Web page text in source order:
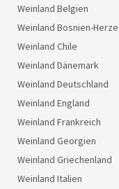
Weinland Belgien
Weinland Bosnien-
Weinland Chile
Weinland Dänemark
Weinland Deutschland
Weinland England
Weinland Frankreich
Weinland Georgien
Weinland Griechenland
Weinland Italien